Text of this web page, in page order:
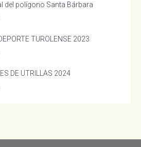
del polígono Santa Bárbara
TUROLENSE 2023
DE UTRILLAS 2024